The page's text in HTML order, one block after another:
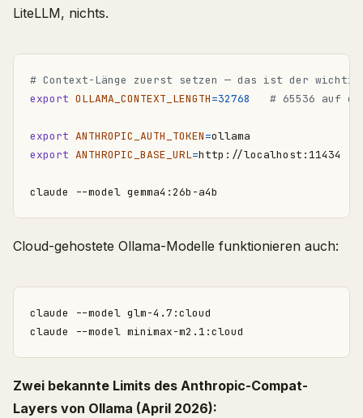
LiteLLM, nichts.
# Context-Länge zuerst setzen — das ist der
export OLLAMA_CONTEXT_LENGTH=32768 # 65536 auf
export ANTHROPIC_AUTH_TOKEN=
export ANTHROPIC_BASE_URL=
Cloud-gehostete Ollama-Modelle funktionieren auch:
Zwei bekannte Limits des Anthropic-Compat-
Layers von Ollama (April 2026):